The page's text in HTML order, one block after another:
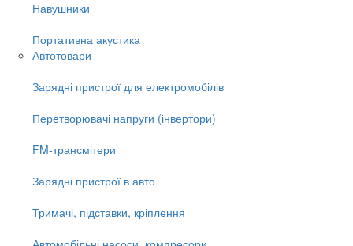
Навушники
Портативна акустика
Автотовари
Зарядні пристрої для електромобілів
Перетворювачі напруги (інвертори)
FM-трансмітери
Зарядні пристрої в авто
Тримачі, підставки, кріплення